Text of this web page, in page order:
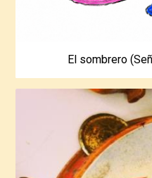
El sombrero